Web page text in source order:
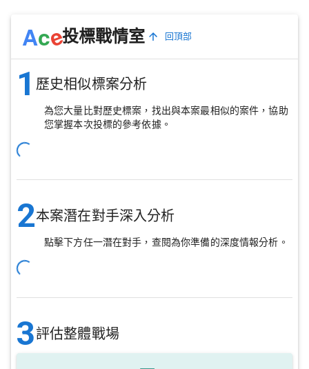
Ace投標戰情室 回頂部
1 歷史相似標案分析
為您大量比對歷史標案，找出與本案最相似的案件，協助
您掌握本次投標的參考依據。
2本案潛在對手深入分析
點擊下方任一潛在對手，查閱為你準備的深度情報分析。
3評估整體戰場